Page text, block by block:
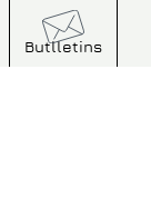
Butlletins